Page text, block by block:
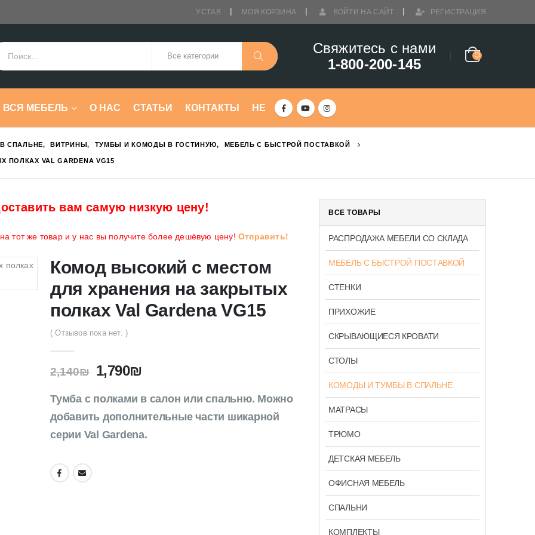
УСТАВ МОЯ КОРЗИНА ВОЙТИ НА САЙТ РЕГИСТРАЦИЯ
Свяжитесь с нами
1-800-200-145
ВСЯ МЕБЕЛЬ О НАС СТАТЬИ КОНТАКТЫ HE
СПАЛЬНЕ, ВИТРИНЫ, ТУМБЫ И КОМОДЫ В ГОСТИНУЮ, МЕБЕЛЬ С БЫСТРОЙ ПОСТАВКОЙ
VAL GARDENA VG15
вам самую низкую цену!
тот же товар и у нас вы получите более дешёвую цену! Отправить!
Комод высокий с местом
для хранения на закрытых
полках Val Gardena VG15
( Отзывов пока нет. )
2,140₪ 1,790₪
Тумба с полками в салон или спальню. Можно
добавить дополнительные части шикарной
серии Val Gardena.
ВСЕ ТОВАРЫ
РАСПРОДАЖА МЕБЕЛИ СО СКЛАДА
МЕБЕЛЬ С БЫСТРОЙ ПОСТАВКОЙ
СТЕНКИ
ПРИХОЖИЕ
СКРЫВАЮЩИЕСЯ КРОВАТИ
СТОЛЫ
КОМОДЫ И ТУМБЫ В СПАЛЬНЕ
МАТРАСЫ
ТРЮМО
ДЕТСКАЯ МЕБЕЛЬ
ОФИСНАЯ МЕБЕЛЬ
СПАЛЬНИ
КОМПЛЕКТЫ